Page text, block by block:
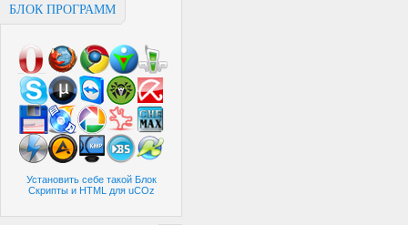
БЛОК ПРОГРАММ
Установить себе такой Блок
Скрипты и HTML для uCOz